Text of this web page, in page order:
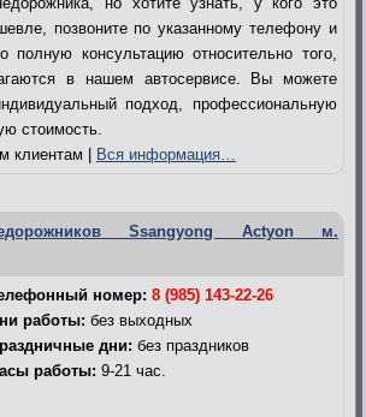
позвоните по указанному телефону и
полную консультацию относительно того,
в нашем автосервисе. Вы можете
подход, профессиональную
стоимость.
клиентам | Вся информация…
Ssangyong Actyon м.
номер: 8 (985) 143-22-26
работы: без выходных
дни: без праздников
работы: 9-21 час.